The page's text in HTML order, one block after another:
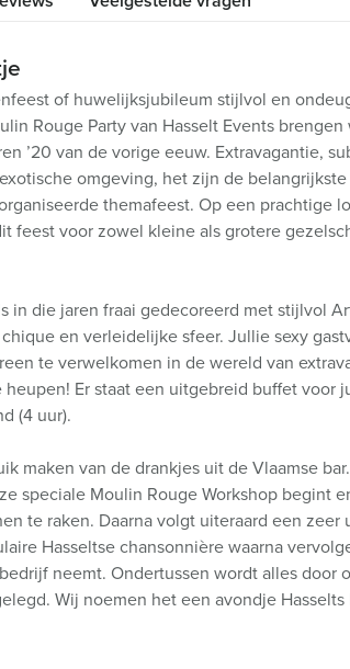
of huwelijksjubileum stijlvol en
Rouge Party van Hasselt Events
’20 van de vorige eeuw. Extravagantie,
omgeving, het zijn de
themafeest. Op een prachtige
feest voor zowel kleine als grotere
in die jaren fraai gedecoreerd met stijlvol
en verleidelijke sfeer. Jullie sexy
te verwelkomen in de wereld van
heupen! Er staat een uitgebreid buffet voor
(4 uur).
maken van de drankjes uit de Vlaamse
speciale Moulin Rouge Workshop begint
te raken. Daarna volgt uiteraard een zeer
Hasseltse chansonnière waarna
neemt. Ondertussen wordt alles door
Wij noemen het een avondje